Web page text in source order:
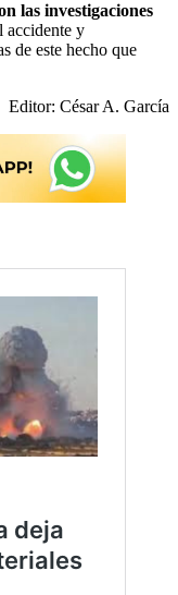
las investigaciones
accidente y
de este hecho que
Editor: César A. García